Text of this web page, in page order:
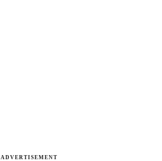
ADVERTISEMENT